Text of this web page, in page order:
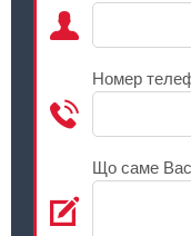
Номер
Що саме Вас